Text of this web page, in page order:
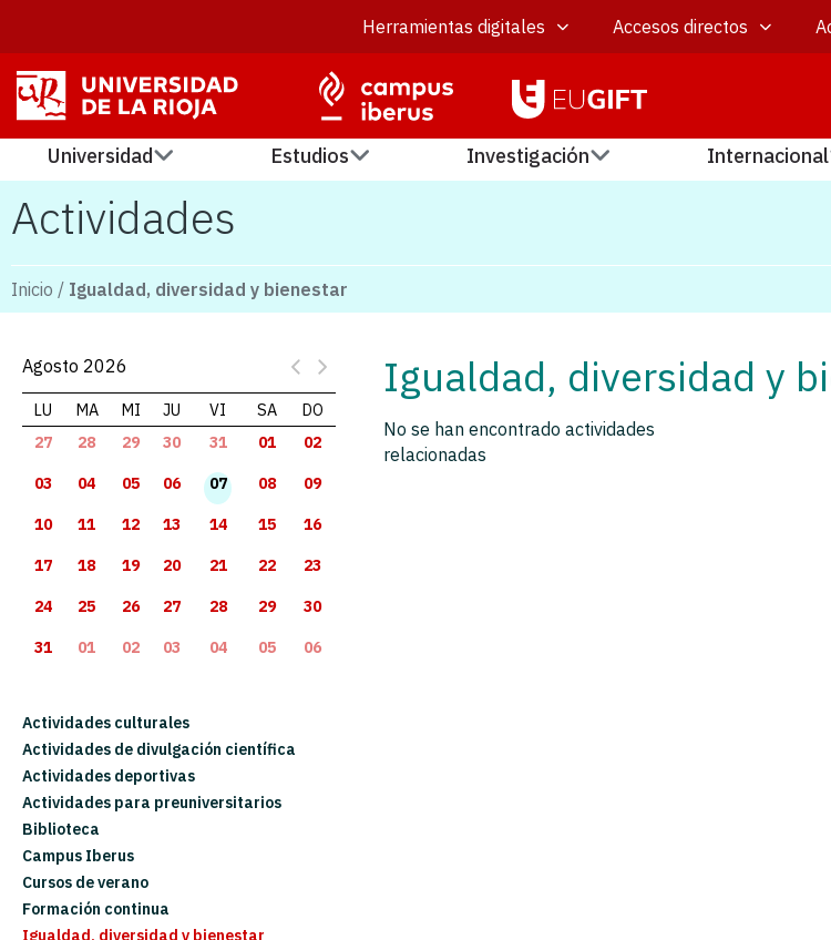
Herramientas digitales Accesos directos
Universidad Estudios Investigación Internacional
Actividades
Inicio / Igualdad, diversidad y bienestar
Agosto 2026
LU MA MI JU VI SA DO
27 28 29 30 31 01 02
03 04 05 06 07 08 09
10 11 12 13 14 15 16
17 18 19 20 21 22 23
24 25 26 27 28 29 30
31 01 02 03 04 05 06
Actividades culturales
Actividades de divulgación científica
Actividades deportivas
Actividades para preuniversitarios
Biblioteca
Campus Iberus
Cursos de verano
Formación continua
Igualdad, diversidad y bienestar
Igualdad, diversidad y
No se han encontrado actividades
relacionadas